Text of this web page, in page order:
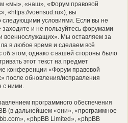
«мы», «наш», «Форум правовой
«https://voensud.ru»), вы
следующими условиями. Если вы не
и не пользуйтесь форумами
военнослужащих». Мы оставляем за
в любое время и сделаем всё
об этом, однако с вашей стороны было
этот текст на предмет
конференции «Форум правовой
после обновления/исправления
с ними.
программного обеспечения
(в дальнейшем «они», «программное
«phpBB Limited», «phpBB